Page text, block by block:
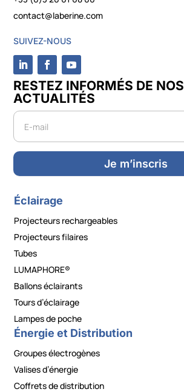
contact@laberine.com
SUIVEZ-NOUS
RESTEZ INFORMÉS DE NOS
ACTUALITÉS
Newsletter
Je m’inscris
Éclairage
Projecteurs rechargeables
Projecteurs filaires
Tubes
LUMAPHORE®
Ballons éclairants
Tours d’éclairage
Lampes de poche
Énergie et Distribution
Groupes électrogènes
Valises d’énergie
Coffrets de distribution